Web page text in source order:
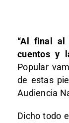
“Al final al
cuentos y
Popular
de estas
Audiencia
Dicho todo